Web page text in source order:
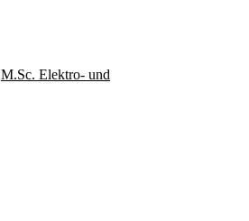
M.Sc. Elektro- und